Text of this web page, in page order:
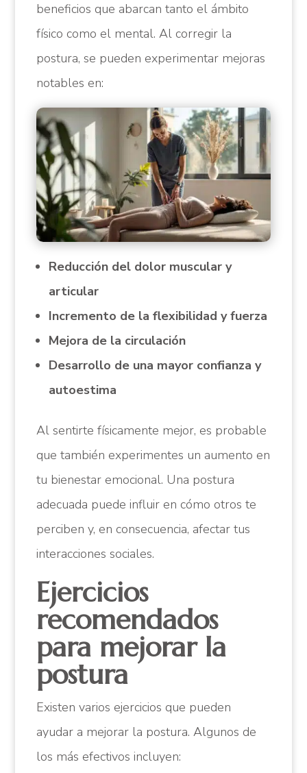
beneficios que abarcan tanto el ámbito
físico como el mental. Al corregir la
postura, se pueden experimentar mejoras
notables en:
Reducción del dolor muscular y
articular
Incremento de la flexibilidad y fuerza
Mejora de la circulación
Desarrollo de una mayor confianza y
autoestima
Al sentirte físicamente mejor, es probable
que también experimentes un aumento en
tu bienestar emocional. Una postura
adecuada puede influir en cómo otros te
perciben y, en consecuencia, afectar tus
interacciones sociales.
Ejercicios
recomendados
para mejorar la
postura
Existen varios ejercicios que pueden
ayudar a mejorar la postura. Algunos de
los más efectivos incluyen: